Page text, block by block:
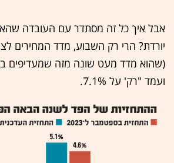
אבל איך כל זה מסתדר עם העובדה
יורדת? הרי רק השבוע, מדד המחירים
(שהוא מדד מעט שונה מזה שמעדיפים
ועמד "רק' על 7.1%.